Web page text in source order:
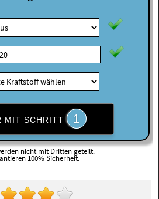
MIT SCHRITT 1
nicht mit Dritten geteilt.
100% Sicherheit.